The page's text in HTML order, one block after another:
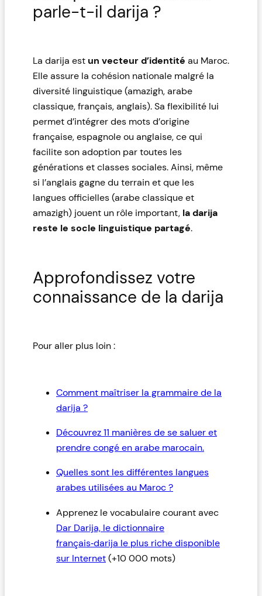
parle-t-il darija ?
La darija est un vecteur d’identité au Maroc.
Elle assure la cohésion nationale malgré la
diversité linguistique (amazigh, arabe
classique, français, anglais). Sa flexibilité lui
permet d’intégrer des mots d’origine
française, espagnole ou anglaise, ce qui
facilite son adoption par toutes les
générations et classes sociales. Ainsi, même
si l’anglais gagne du terrain et que les
langues officielles (arabe classique et
amazigh) jouent un rôle important, la darija
reste le socle linguistique partagé.
Approfondissez votre
connaissance de la darija
Pour aller plus loin :
Comment maîtriser la grammaire de la
darija ?
Découvrez 11 manières de se saluer et
prendre congé en arabe marocain.
Quelles sont les différentes langues
arabes utilisées au Maroc ?
Apprenez le vocabulaire courant avec
Dar Darija, le dictionnaire
français‑darija le plus riche disponible
sur Internet(+10 000 mots)